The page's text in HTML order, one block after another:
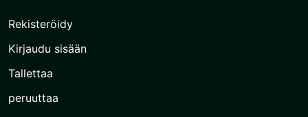
Rekisteröidy
Kirjaudu sisään
Tallettaa
peruuttaa